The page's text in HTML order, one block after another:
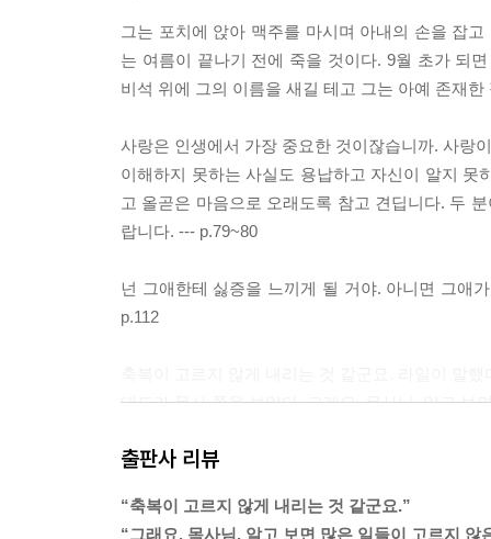
저마다 그런 시간이 있기에 각자의 삶의 현장에서
“알고 보면 많은 일들이 고르지 않은 축복이지요”
“사람 사는 세상”을 꿈꾸며 살다간 사람이 말했
삶이 있기에 죽음이다. 삶의 위치에서 ‘잘’ 살아야
있기 때문이다. 또한 독립된 삶과 죽음 역시 존재
다양한 관계의 얼개가 촘촘히 존재하고, 함께 울
삶의 마지막 한 달의 시간을 보내는 대드 루이스
요.”(p.140)
그는 포치에 앉아 맥주를 마시며 아내의 손을 잡
는 여름이 끝나기 전에 죽을 것이다. 9월 초가 되
비석 위에 그의 이름을 새길 테고 그는 아예 존재
사랑은 인생에서 가장 중요한 것이잖습니까. 사랑
이해하지 못하는 사실도 용납하고 자신이 알지
고 올곧은 마음으로 오래도록 참고 견딥니다. 두
랍니다. --- p.79~80
넌 그애한테 싫증을 느끼게 될 거야. 아니면 그애
p.112
대드가 목사 쪽을 보았다. 그래요, 목사님. 알고 보
출판사 리뷰
“축복이 고르지 않게 내리는 것 같군요.”
“그래요, 목사님. 알고 보면 많은 일들이 고르지 않